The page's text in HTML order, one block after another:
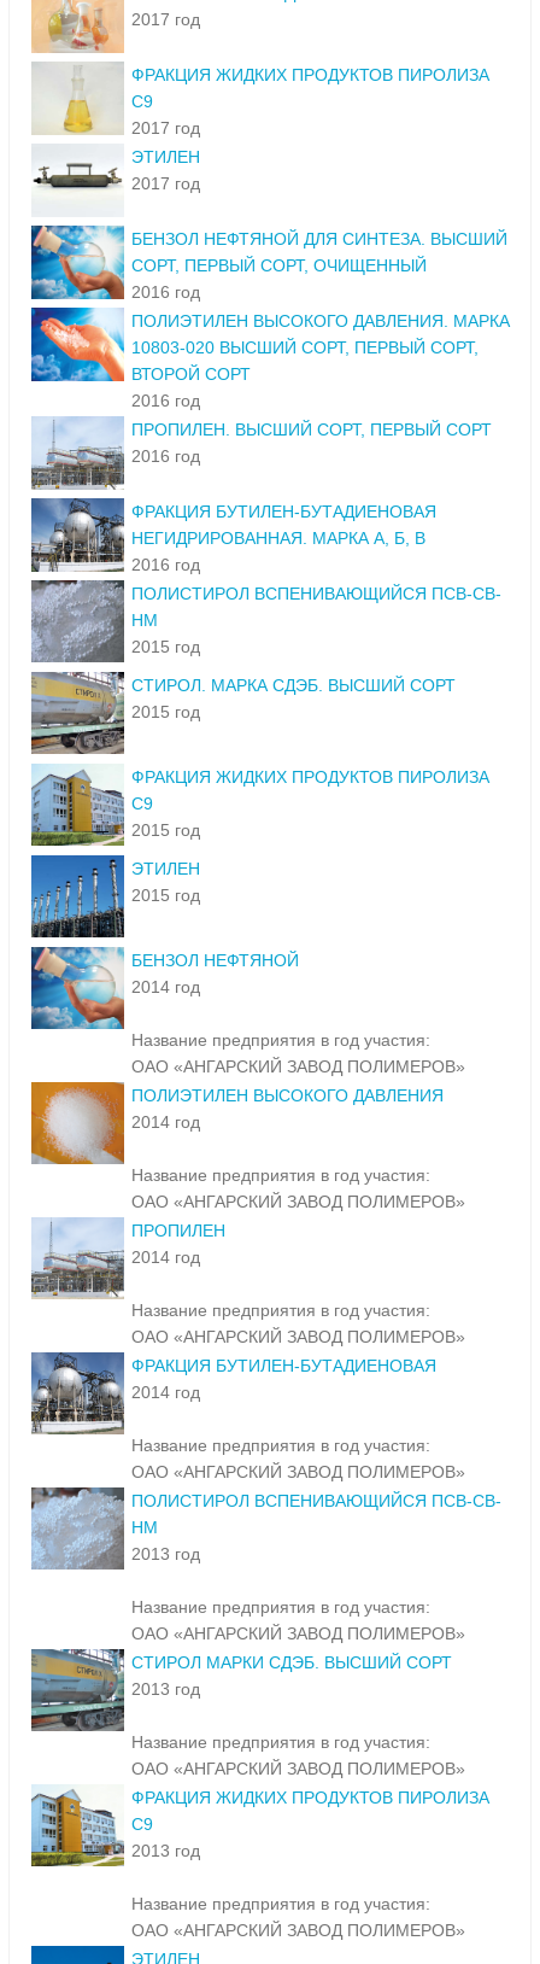
2017 год
ФРАКЦИЯ ЖИДКИХ ПРОДУКТОВ ПИРОЛИЗА
С9
2017 год
ЭТИЛЕН
2017 год
БЕНЗОЛ НЕФТЯНОЙ ДЛЯ СИНТЕЗА. ВЫСШИЙ
СОРТ, ПЕРВЫЙ СОРТ, ОЧИЩЕННЫЙ
2016 год
ПОЛИЭТИЛЕН ВЫСОКОГО ДАВЛЕНИЯ. МАРКА
10803-020 ВЫСШИЙ СОРТ, ПЕРВЫЙ СОРТ,
ВТОРОЙ СОРТ
2016 год
ПРОПИЛЕН. ВЫСШИЙ СОРТ, ПЕРВЫЙ СОРТ
2016 год
ФРАКЦИЯ БУТИЛЕН-БУТАДИЕНОВАЯ
НЕГИДРИРОВАННАЯ. МАРКА А, Б, В
2016 год
ПОЛИСТИРОЛ ВСПЕНИВАЮЩИЙСЯ ПСВ-СВ-
НМ
2015 год
СТИРОЛ. МАРКА СДЭБ. ВЫСШИЙ СОРТ
2015 год
ФРАКЦИЯ ЖИДКИХ ПРОДУКТОВ ПИРОЛИЗА
С9
2015 год
ЭТИЛЕН
2015 год
БЕНЗОЛ НЕФТЯНОЙ
2014 год
Название предприятия в год участия:
ОАО «АНГАРСКИЙ ЗАВОД ПОЛИМЕРОВ»
ПОЛИЭТИЛЕН ВЫСОКОГО ДАВЛЕНИЯ
2014 год
Название предприятия в год участия:
ОАО «АНГАРСКИЙ ЗАВОД ПОЛИМЕРОВ»
ПРОПИЛЕН
2014 год
Название предприятия в год участия:
ОАО «АНГАРСКИЙ ЗАВОД ПОЛИМЕРОВ»
ФРАКЦИЯ БУТИЛЕН-БУТАДИЕНОВАЯ
2014 год
Название предприятия в год участия:
ОАО «АНГАРСКИЙ ЗАВОД ПОЛИМЕРОВ»
ПОЛИСТИРОЛ ВСПЕНИВАЮЩИЙСЯ ПСВ-СВ-
НМ
2013 год
Название предприятия в год участия:
ОАО «АНГАРСКИЙ ЗАВОД ПОЛИМЕРОВ»
СТИРОЛ МАРКИ СДЭБ. ВЫСШИЙ СОРТ
2013 год
Название предприятия в год участия:
ОАО «АНГАРСКИЙ ЗАВОД ПОЛИМЕРОВ»
ФРАКЦИЯ ЖИДКИХ ПРОДУКТОВ ПИРОЛИЗА
С9
2013 год
Название предприятия в год участия:
ОАО «АНГАРСКИЙ ЗАВОД ПОЛИМЕРОВ»
ЭТИЛЕН